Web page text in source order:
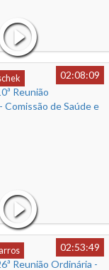
02:08:09
Reunião
Comissão de Saúde e
02:53:49
Reunião Ordinária -